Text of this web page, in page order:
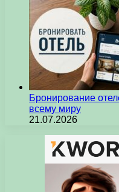
Бронирование
всему миру
21.07.2026